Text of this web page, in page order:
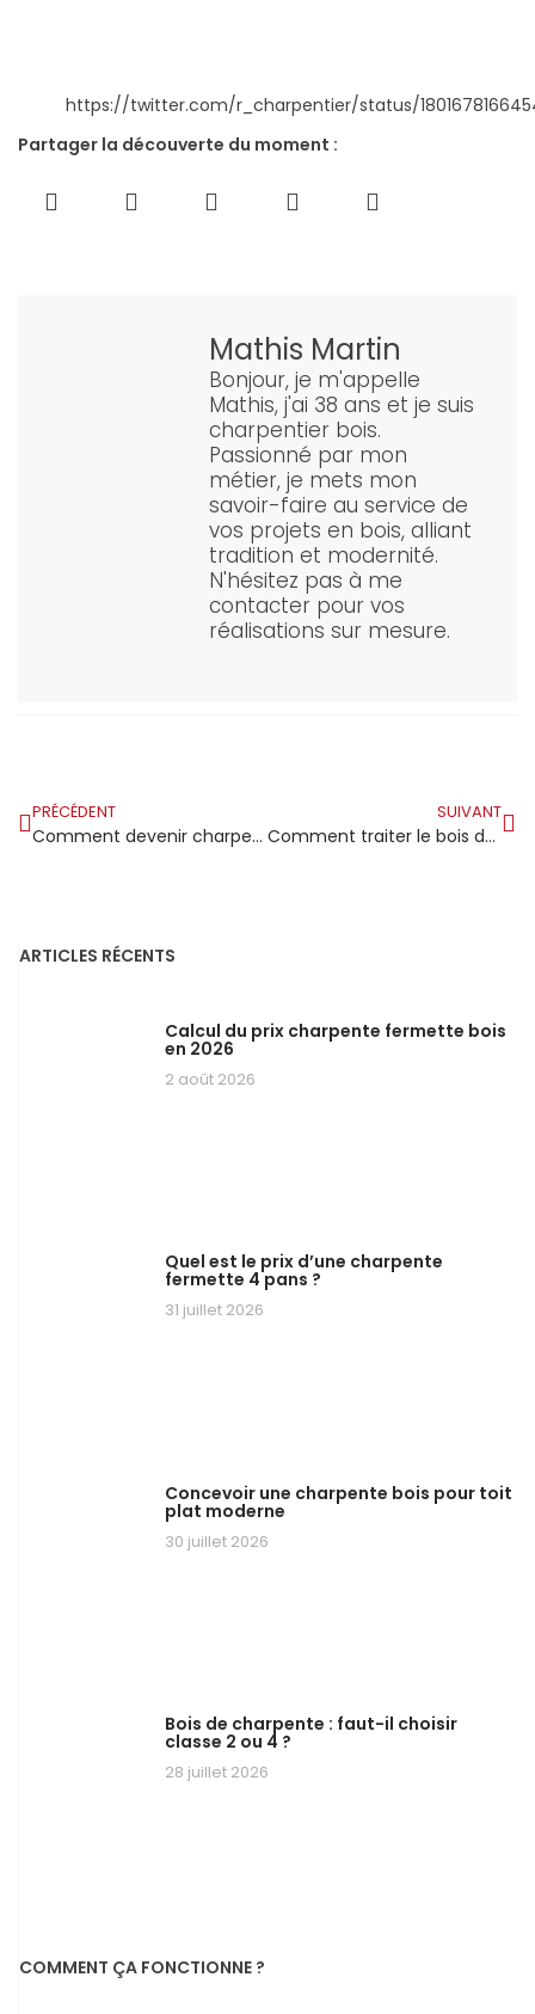
https://twitter.com/r_charpentier/status/
Partager la découverte du moment :
Mathis Martin
Bonjour, je m'appelle
Mathis, j'ai 38 ans et je suis
charpentier bois.
Passionné par mon
métier, je mets mon
savoir-faire au service de
vos projets en bois, alliant
tradition et modernité.
N'hésitez pas à me
contacter pour vos
réalisations sur mesure.
PRÉCÉDENT
Comment devenir charpentier en tant qu’auto-entrepreneur ?
SUIVANT
Comment traiter le bois de charpente efficacement ?
ARTICLES RÉCENTS
Calcul du prix charpente fermette bois
en 2026
2 août 2026
Quel est le prix d’une charpente
fermette 4 pans ?
31 juillet 2026
Concevoir une charpente bois pour toit
plat moderne
30 juillet 2026
Bois de charpente : faut-il choisir
classe 2 ou 4 ?
28 juillet 2026
COMMENT ÇA FONCTIONNE ?